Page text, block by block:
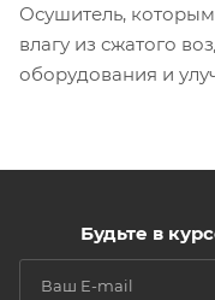
Осушитель,
влагу из сжатого
оборудования и
Будьте в